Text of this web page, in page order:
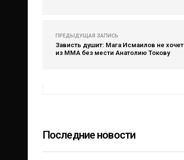
ПРЕДЫДУЩАЯ ЗАПИСЬ
Зависть душит: Мага Исмаилов не хочет
из ММА без мести Анатолию Токову
Последние новости